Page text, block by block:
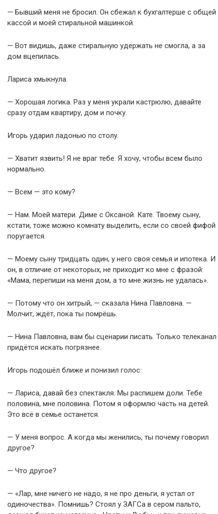
— Бывший меня не бросил. Он сбежал к бухгалтерше с общей
кассой и моей стиральной машинкой.
— Вот видишь, даже стиральную удержать не смогла, а за
дом вцепилась.
Лариса хмыкнула.
— Хорошая логика. Раз у меня украли кастрюлю, давайте
сразу отдам квартиру, дом и почку.
Игорь ударил ладонью по столу.
— Хватит язвить! Я не враг тебе. Я хочу, чтобы всем было
нормально.
— Всем — это кому?
— Нам. Моей матери. Диме с Оксаной. Кате. Твоему сыну,
кстати, тоже можно комнату выделить, если со своей фифой
поругается.
— Моему сыну тридцать один, у него своя семья и ипотека. И
он, в отличие от некоторых, не приходит ко мне с фразой:
«Мама, перепиши на меня дом, а то мне жизнь не удалась».
— Потому что он хитрый, — сказала Нина Павловна. —
Молчит, ждёт, пока ты помрёшь.
— Нина Павловна, вам бы сценарии писать. Только телеканал
придётся искать погрязнее.
Игорь подошёл ближе и понизил голос:
— Лариса, давай без спектакля. Мы распишем доли. Тебе
половина, мне половина. Потом я оформлю часть на детей.
Это всё в семье останется.
— У меня вопрос. А когда мы женились, ты почему говорил
другое?
— Что другое?
— «Лар, мне ничего не надо, я не про деньги, я устал от
одиночества». Помнишь? Стоял у ЗАГСа в сером пальто,